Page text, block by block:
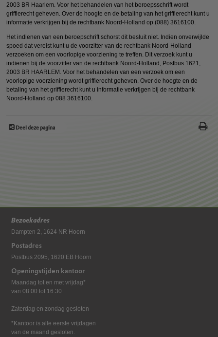
2003 BR Haarlem. Voor het behandelen van het beroepsschrift wordt
griffierecht geheven. Over de hoogte en de betaling van het griffierecht kunt u
informatie verkrijgen bij de rechtbank Noord-Holland op (088) 3616100.
Het indienen van een beroepschrift schorst dit besluit niet. Indien onverwijlde
spoed dat vereist kunt u de voorzitter van de rechtbank Noord-Holland
verzoeken om een voorlopige voorziening te treffen. Dit verzoek kunt u
indienen bij de voorzitter van de rechtbank Noord-Holland, Postbus 1621,
2003 BR HAARLEM. Voor het behandelen van een verzoek om een
voorlopige voorziening wordt griffierecht geheven. Over de hoogte en de
betaling van het griffierecht kunt u informatie verkrijgen bij de rechtbank
Noord-Holland op 088 3616100.
Deel deze pagina
Bezoekadres
Dampten 2, 1624 NR Hoorn
Postadres
Postbus 2095, 1620 EB Hoorn
Openingstijden kantoor
Maandag tot en met vrijdag*
van 08:00 tot 16:30
Zaterdag en zondag gesloten
*Kantoor is alle eerste vrijdagen
van de maand gesloten.